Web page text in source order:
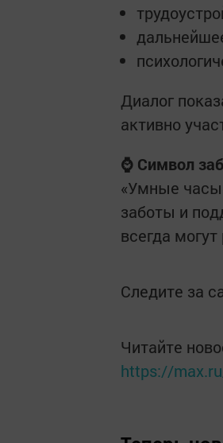
Диалог
активно
⌚ Символ
«Умные
заботы и
всегда
Следите за
Читайте
https://